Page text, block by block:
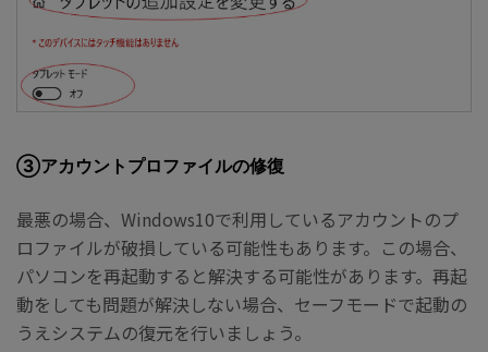
③アカウントプロファイルの修復
最悪の場合、Windows10で利用しているアカウントのプ
ロファイルが破損している可能性もあります。この場合、
パソコンを再起動すると解決する可能性があります。再起
動をしても問題が解決しない場合、セーフモードで起動の
うえシステムの復元を行いましょう。